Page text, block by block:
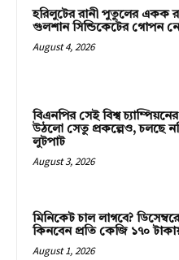
হরিলুটের রানী পুতুলের একক
গুলশান সিন্ডিকেটের গোপন
August 4, 2026
বিএনপির সেই বিশ্ব
উঠলো সেতু প্রকল্পেও, চলছে
লুটপাট
August 3, 2026
মিনিকেট চাল লাগবে?
কিনবেন প্রতি কেজি ১৭০
August 1, 2026